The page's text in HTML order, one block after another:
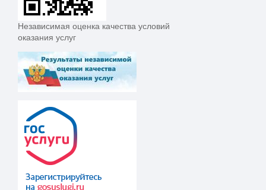
Независимая оценка качества условий
оказания услуг